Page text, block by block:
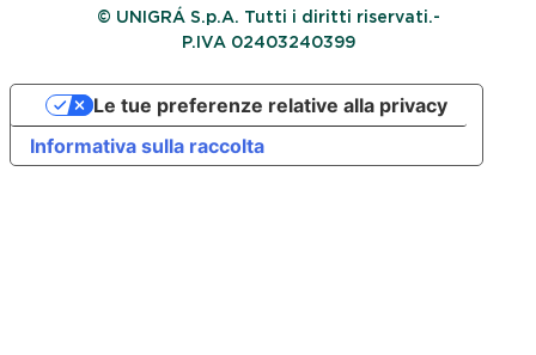
© UNIGRÁ S.p.A. Tutti i diritti riservati.-
P.IVA 02403240399
Informativa sulla raccolta
Le tue preferenze relative alla privacy